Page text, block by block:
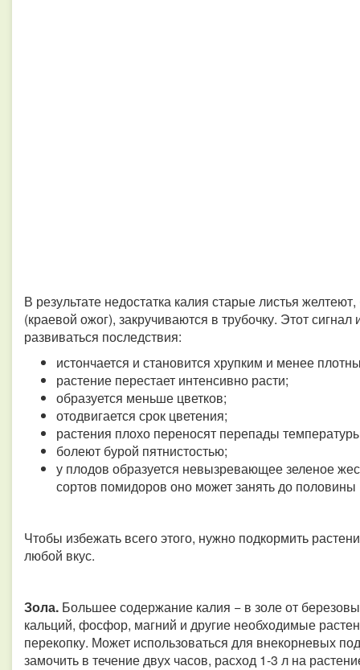
В результате недостатка калия старые листья
(краевой ожог), закручиваются в трубочку. Этот
развиваться последствия:
истончается и становится хрупким и менее
растение перестает интенсивно расти;
образуется меньше цветков;
отодвигается срок цветения;
растения плохо переносят перепады
болеют бурой пятнистостью;
у плодов образуется невызревающее зеленое
сортов помидоров оно может занять до половины
Чтобы избежать всего этого, нужно подкормить
любой вкус.
Зола. Большее содержание калия − в золе от
кальций, фосфор, магний и другие необходимые
перекопку. Может использоваться для внекорневых
замочить в течение двух часов, расход 1-3 л на